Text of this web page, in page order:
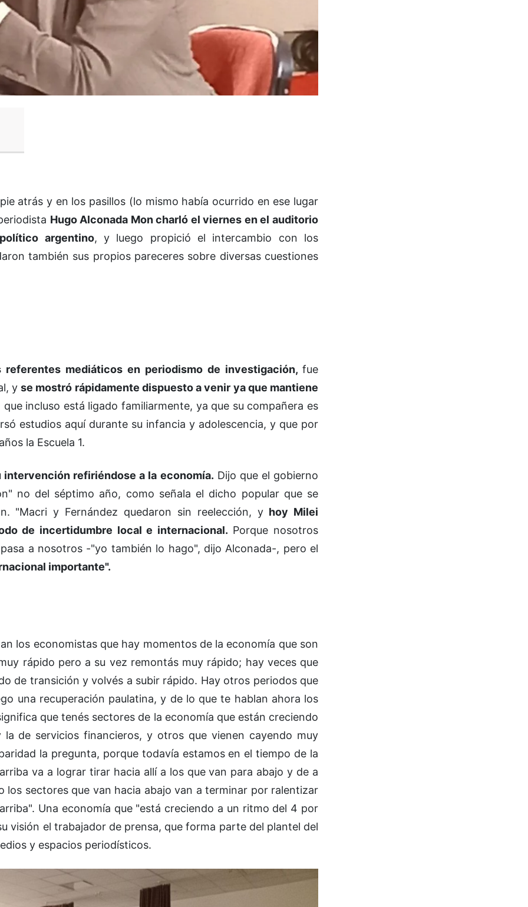
atrás y en los pasillos (lo mismo había ocurrido en ese lugar
Hugo Alconada Mon charló el viernes en el auditorio
argentino, y luego propició el intercambio con los
también sus propios pareceres sobre diversas cuestiones
mediáticos en periodismo de investigación,fue
yse mostró rápidamente dispuesto a venir ya que mantiene
que incluso está ligado familiarmente, ya que su compañera es
estudios aquí durante su infancia y adolescencia, y que por
la Escuela 1.
refiriéndose a la economía. Dijo que el gobierno
no del séptimo año, como señala el dicho popular que se
"Macri y Fernández quedaron sin reelección, y hoy Milei
de incertidumbre local e internacional. Porque nosotros
a nosotros -"yo también lo hago", dijo Alconada-, pero el
importante".
los economistas que hay momentos de la economía que son
rápido pero a su vez remontás muy rápido; hay veces que
de transición y volvés a subir rápido. Hay otros periodos que
una recuperación paulatina, y de lo que te hablan ahora los
que tenés sectores de la economía que están creciendo
de servicios financieros, y otros que vienen cayendo muy
la pregunta, porque todavía estamos en el tiempo de la
va a lograr tirar hacia allí a los que van para abajo y de a
sectores que van hacia abajo van a terminar por ralentizar
Una economía que "está creciendo a un ritmo del 4 por
visión el trabajador de prensa, que forma parte del plantel del
y espacios periodísticos.